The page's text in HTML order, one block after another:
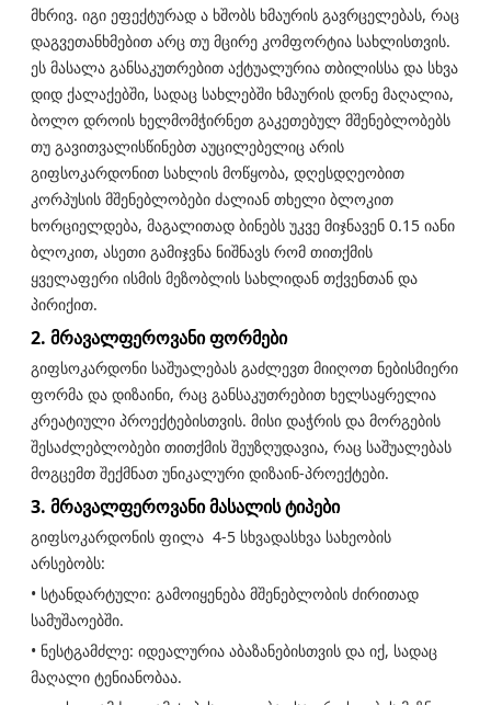
მხრივ. იგი ეფექტურად ა ხშობს ხმაურის გავრცელებას, რაც
დაგვეთანხმებით არც თუ მცირე კომფორტია სახლისთვის.
ეს მასალა განსაკუთრებით აქტუალურია თბილისსა და სხვა
დიდ ქალაქებში, სადაც სახლებში ხმაურის დონე მაღალია,
ბოლო დროის ხელმომჭირნეთ გაკეთებულ მშენებლობებს
თუ გავითვალისწინებთ აუცილებელიც არის
გიფსოკარდონით სახლის მოწყობა, დღესდღეობით
კორპუსის მშენებლობები ძალიან თხელი ბლოკით
ხორციელდება, მაგალითად ბინებს უკვე მიჯნავენ 0.15 იანი
ბლოკით, ასეთი გამიჯვნა ნიშნავს რომ თითქმის
ყველაფერი ისმის მეზობლის სახლიდან თქვენთან და
პირიქით.
2. მრავალფეროვანი ფორმები
გიფსოკარდონი საშუალებას გაძლევთ მიიღოთ ნებისმიერი
ფორმა და დიზაინი, რაც განსაკუთრებით ხელსაყრელია
კრეატიული პროექტებისთვის. მისი დაჭრის და მორგების
შესაძლებლობები თითქმის შეუზღუდავია, რაც საშუალებას
მოგცემთ შექმნათ უნიკალური დიზაინ-პროექტები.
3. მრავალფეროვანი მასალის ტიპები
გიფსოკარდონის ფილა 4-5 სხვადასხვა სახეობის
არსებობს:
• სტანდარტული: გამოიყენება მშენებლობის ძირითად
სამუშაოებში.
• ნესტგამძლე: იდეალურია აბაზანებისთვის და იქ, სადაც
მაღალი ტენიანობაა.